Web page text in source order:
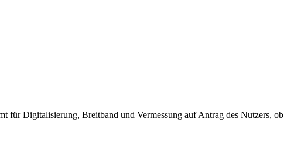
für Digitalisierung, Breitband und Vermessung auf Antrag des Nutzers, ob